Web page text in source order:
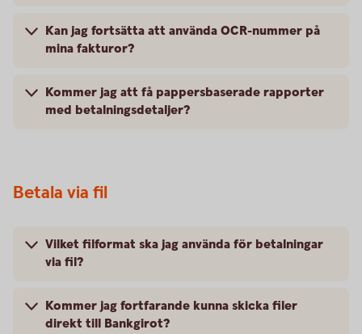
Kan jag fortsätta att använda OCR-nummer på
mina fakturor?
Kommer jag att få pappersbaserade rapporter
med betalningsdetaljer?
Betala via fil
Vilket filformat ska jag använda för betalningar
via fil?
Kommer jag fortfarande kunna skicka filer
direkt till Bankgirot?